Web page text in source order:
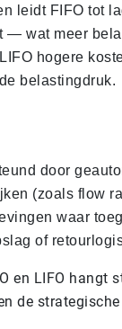
leidt FIFO tot
— wat meer
hogere
belastingdruk.
door
(zoals flow
waar
of
en LIFO
de